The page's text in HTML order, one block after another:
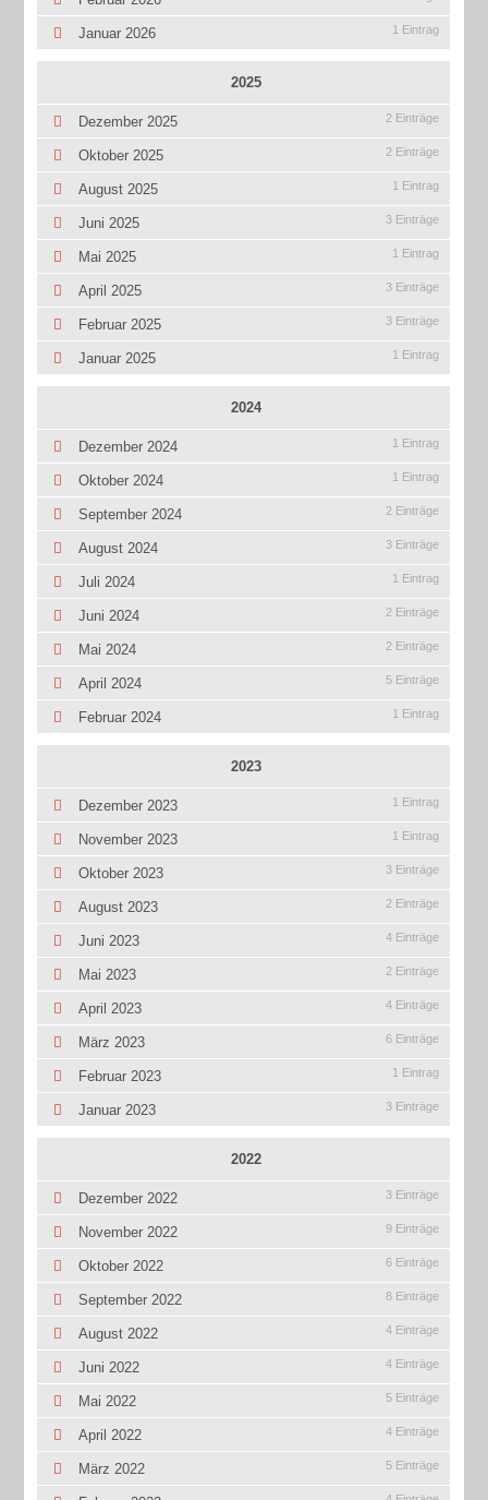
Januar 2026 1 Eintrag
2025
Dezember 2025 2 Einträge
Oktober 2025 2 Einträge
August 2025 1 Eintrag
Juni 2025 3 Einträge
Mai 2025 1 Eintrag
April 2025 3 Einträge
Februar 2025 3 Einträge
Januar 2025 1 Eintrag
2024
Dezember 2024 1 Eintrag
Oktober 2024 1 Eintrag
September 2024 2 Einträge
August 2024 3 Einträge
Juli 2024 1 Eintrag
Juni 2024 2 Einträge
Mai 2024 2 Einträge
April 2024 5 Einträge
Februar 2024 1 Eintrag
2023
Dezember 2023 1 Eintrag
November 2023 1 Eintrag
Oktober 2023 3 Einträge
August 2023 2 Einträge
Juni 2023 4 Einträge
Mai 2023 2 Einträge
April 2023 4 Einträge
März 2023 6 Einträge
Februar 2023 1 Eintrag
Januar 2023 3 Einträge
2022
Dezember 2022 3 Einträge
November 2022 9 Einträge
Oktober 2022 6 Einträge
September 2022 8 Einträge
August 2022 4 Einträge
Juni 2022 4 Einträge
Mai 2022 5 Einträge
April 2022 4 Einträge
März 2022 5 Einträge